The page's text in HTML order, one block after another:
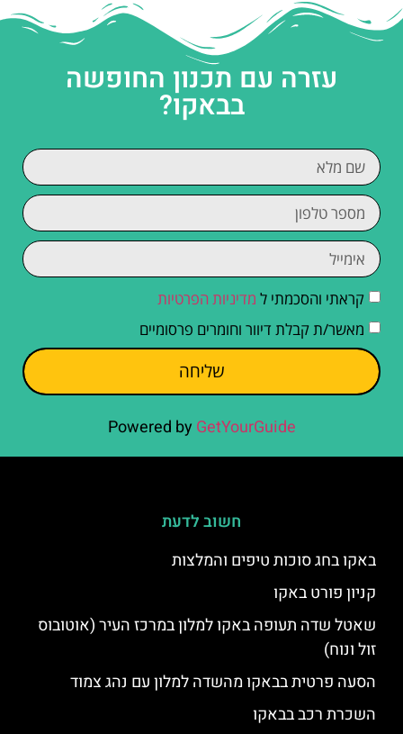
עזרה עם תכנון החופשה
בבאקו?
קראתי והסכמתי ל מדיניות הפרטיות
מאשר/ת קבלת דיוור וחומרים פרסומיים
שליחה
Powered by GetYourGuide
חשוב לדעת
באקו בחג סוכות טיפים והמלצות
קניון פורט באקו
שאטל שדה תעופה באקו למלון במרכז העיר (אוטובוס
זול ונוח)
הסעה פרטית בבאקו מהשדה למלון עם נהג צמוד
השכרת רכב בבאקו